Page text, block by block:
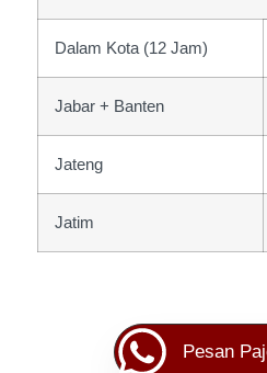
Dalam Kota (12 Jam)
Jabar + Banten
Jateng
Jatim
Pesan